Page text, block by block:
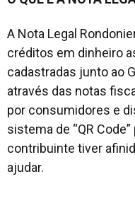
A Nota Legal
créditos em dinheiro
cadastradas junto ao
através das notas
por consumidores e
sistema de “QR
contribuinte tiver
ajudar.